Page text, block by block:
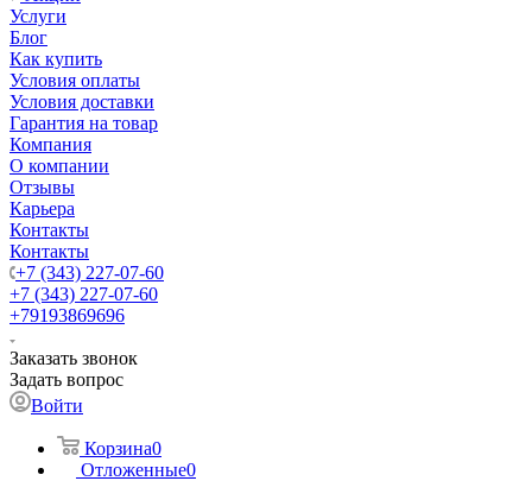
Услуги
Блог
Как купить
Условия оплаты
Условия доставки
Гарантия на товар
Компания
О компании
Отзывы
Карьера
Контакты
Контакты
+7 (343) 227-07-60
+7 (343) 227-07-60
+79193869696
Заказать звонок
Задать вопрос
Войти
Корзина0
Отложенные0